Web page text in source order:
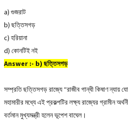
a) গুজরাট
b) ছত্তিসগড়
c) হরিয়ানা
d) কোনটিই নই
Answer :- b) ছত্তিসগড়
সম্প্রতি ছত্তিসগড় রাজ্যে “রাজীব গান্ধী কিষাণ ন্যায়
মহামারীর মধ্যে এই প্রকল্পটির লক্ষ্য রাজ্যের গ্রামীন
বর্তমান মুখ্যমন্ত্রী হলেন ভূপেশ বাঘেল।